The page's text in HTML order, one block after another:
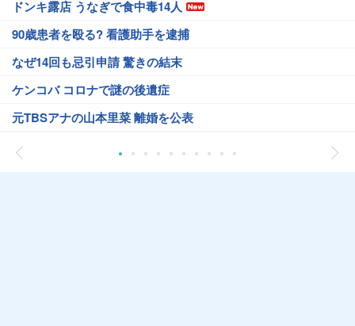
ドンキ露店 うなぎで食中毒14人
90歳患者を殴る? 看護助手を逮捕
なぜ14回も忌引申請 驚きの結末
ケンコバ コロナで謎の後遺症
元TBSアナの山本里菜 離婚を公表